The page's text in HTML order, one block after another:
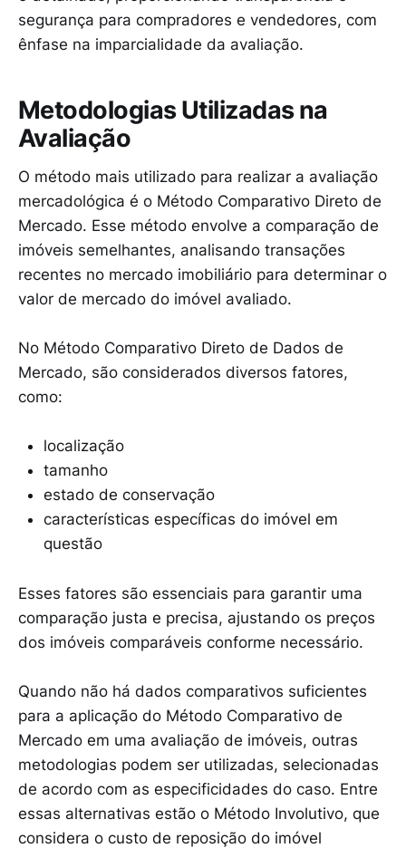
segurança para compradores e vendedores, com
ênfase na imparcialidade da avaliação.
Metodologias Utilizadas na
Avaliação
O método mais utilizado para realizar a avaliação
mercadológica é o Método Comparativo Direto de
Mercado. Esse método envolve a comparação de
imóveis semelhantes, analisando transações
recentes no mercado imobiliário para determinar o
valor de mercado do imóvel avaliado.
No Método Comparativo Direto de Dados de
Mercado, são considerados diversos fatores,
como:
localização
tamanho
estado de conservação
características específicas do imóvel em
questão
Esses fatores são essenciais para garantir uma
comparação justa e precisa, ajustando os preços
dos imóveis comparáveis conforme necessário.
Quando não há dados comparativos suficientes
para a aplicação do Método Comparativo de
Mercado em uma avaliação de imóveis, outras
metodologias podem ser utilizadas, selecionadas
de acordo com as especificidades do caso. Entre
essas alternativas estão o Método Involutivo, que
considera o custo de reposição do imóvel